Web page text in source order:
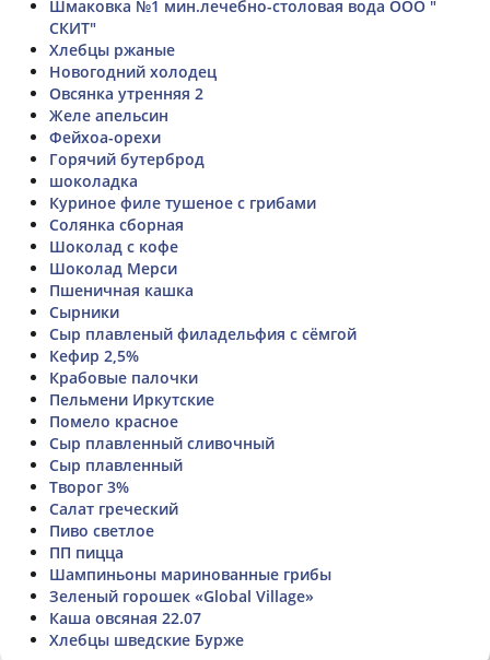
Шмаковка №1 мин.лечебно-столовая вода ООО "
СКИТ"
Хлебцы ржаные
Новогодний холодец
Овсянка утренняя 2
Желе апельсин
Фейхоа-орехи
Горячий бутерброд
шоколадка
Куриное филе тушеное с грибами
Солянка сборная
Шоколад с кофе
Шоколад Мерси
Пшеничная кашка
Сырники
Сыр плавленый филадельфия с сёмгой
Кефир 2,5%
Крабовые палочки
Пельмени Иркутские
Помело красное
Сыр плавленный сливочный
Сыр плавленный
Творог 3%
Салат греческий
Пиво светлое
ПП пицца
Шампиньоны маринованные грибы
Зеленый горошек «Global Village»
Каша овсяная 22.07
Хлебцы шведские Бурже